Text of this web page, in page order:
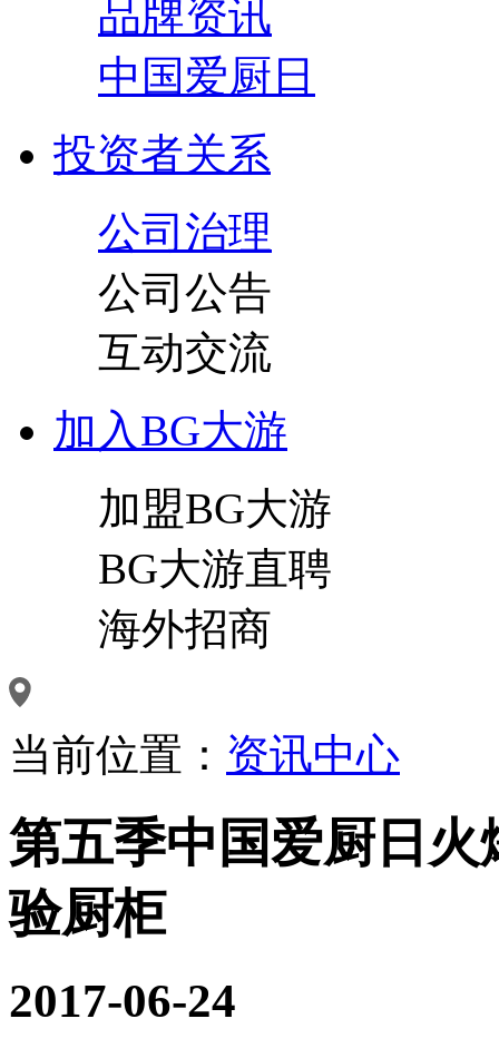
品牌资讯
中国爱厨日
投资者关系
公司治理
公司公告
互动交流
加入BG大游
加盟BG大游
BG大游直聘
海外招商
当前位置： 资讯中心
第五季中国爱厨日
验厨柜
2017-06-24